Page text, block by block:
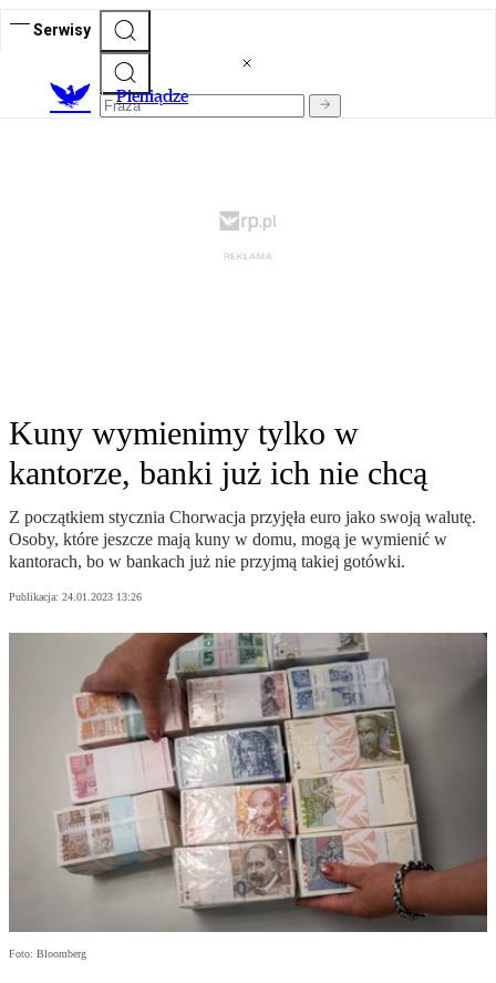
Serwisy
Pieniądze
Kuny wymienimy tylko w
kantorze, banki już ich nie chcą
Z początkiem stycznia Chorwacja przyjęła euro jako swoją walutę.
Osoby, które jeszcze mają kuny w domu, mogą je wymienić w
kantorach, bo w bankach już nie przyjmą takiej gotówki.
Publikacja: 24.01.2023 13:26
Foto: Bloomberg